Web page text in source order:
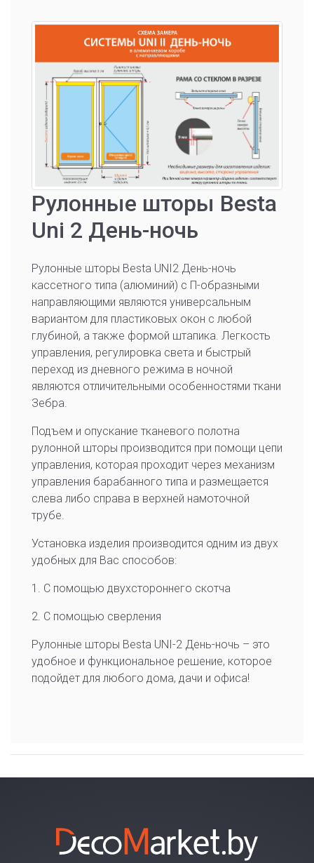
Рулонные шторы Besta
Uni 2 День-ночь
Рулонные шторы Besta UNI2 День-ночь
кассетного типа (алюминий) с П-образными
направляющими являются универсальным
вариантом для пластиковых окон с любой
глубиной, а также формой штапика. Легкость
управления, регулировка света и быстрый
переход из дневного режима в ночной
являются отличительными особенностями ткани
Зебра.
Подъем и опускание тканевого полотна
рулонной шторы производится при помощи цепи
управления, которая проходит через механизм
управления барабанного типа и размещается
слева либо справа в верхней намоточной
трубе.
Установка изделия производится одним из двух
удобных для Вас способов:
1. С помощью двухстороннего скотча
2. С помощью сверления
Рулонные шторы Besta UNI-2 День-ночь – это
удобное и функциональное решение, которое
подойдет для любого дома, дачи и офиса!